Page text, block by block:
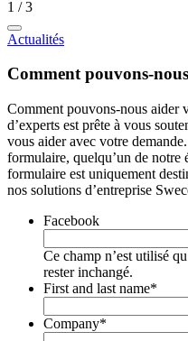
1 /3
Actualités
Comment pouvons-
Comment pouvons-nous aider
d’experts est prête à vous
vous aider avec votre
formulaire, quelqu’un de notre
formulaire est uniquement
nos solutions d’entreprise
Facebook
Ce champ n’est utilisé
rester inchangé.
First and last name*
Company*